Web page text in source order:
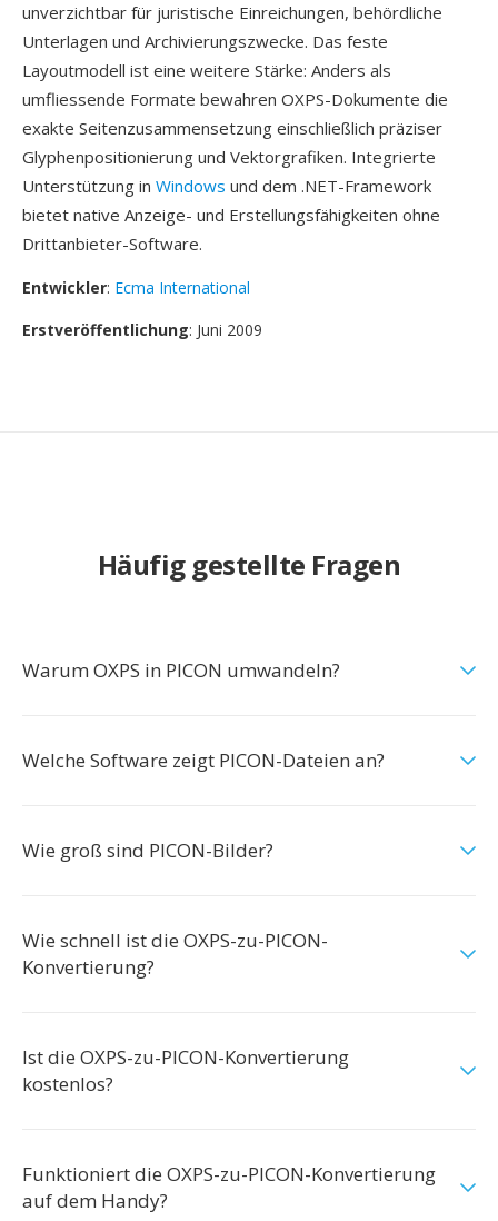
unverzichtbar für juristische Einreichungen, behördliche
Unterlagen und Archivierungszwecke. Das feste
Layoutmodell ist eine weitere Stärke: Anders als
umfliessende Formate bewahren OXPS-Dokumente die
exakte Seitenzusammensetzung einschließlich präziser
Glyphenpositionierung und Vektorgrafiken. Integrierte
Unterstützung in Windows und dem .NET-Framework
bietet native Anzeige- und Erstellungsfähigkeiten ohne
Drittanbieter-Software.
Entwickler: Ecma International
Erstveröffentlichung: Juni 2009
Häufig gestellte Fragen
Warum OXPS in PICON umwandeln?
Welche Software zeigt PICON-Dateien an?
Wie groß sind PICON-Bilder?
Wie schnell ist die OXPS-zu-PICON-
Konvertierung?
Ist die OXPS-zu-PICON-Konvertierung
kostenlos?
Funktioniert die OXPS-zu-PICON-Konvertierung
auf dem Handy?